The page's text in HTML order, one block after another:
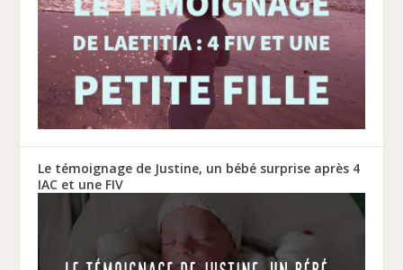
Le témoignage de Justine, un bébé surprise après 4
IAC et une FIV